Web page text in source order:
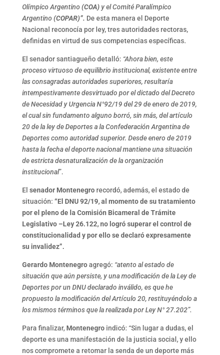
Olímpico Argentino (COA) y el Comité Paralímpico
Argentino (COPAR)”. De esta manera el Deporte
Nacional reconocía por ley, tres autoridades rectoras,
definidas en virtud de sus competencias específicas.
El senador santiagueño detalló: “Ahora bien, este
proceso virtuoso de equilibrio institucional, existente entre
las consagradas autoridades superiores, resultaría
intempestivamente desvirtuado por el dictado del Decreto
de Necesidad y Urgencia N°92/19 del 29 de enero de 2019,
el cual sin fundamento alguno borró, sin más, del artículo
20 de la ley de Deportes a la Confederación Argentina de
Deportes como autoridad superior. Desde enero de 2019
hasta la fecha el deporte nacional mantiene una situación
de estricta desnaturalización de la organización
institucional”.
El senador Montenegrorecordó, además, el estado de
situación: “El DNU 92/19, al momento de su tratamiento
por el pleno de la Comisión Bicameral de Trámite
Legislativo –Ley 26.122, no logró superar el control de
constitucionalidad y por ello se declaró expresamente
su invalidez”.
Gerardo Montenegroagregó: “atento al estado de
situación que aún persiste, y una modificación de la Ley de
Deportes por un DNU declarado inválido, es que he
propuesto la modificación del Artículo 20, restituyéndolo a
los mismos términos que la realizada por Ley N° 27.202”.
Para finalizar, Montenegroindicó: “Sin lugar a dudas, el
deporte es una manifestación de la justicia social, y ello
nos compromete a retomar la senda de un deporte más